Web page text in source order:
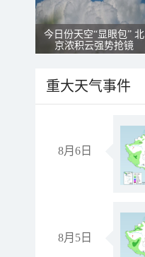
今日份天空“显眼包” 北
京浓积云强势抢镜
重大天气事件
8月6日
8月5日